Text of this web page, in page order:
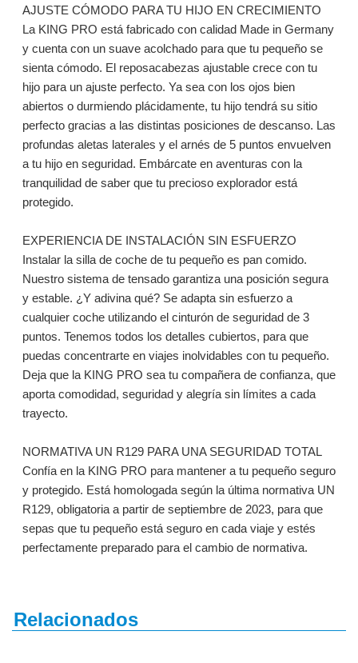
AJUSTE CÓMODO PARA TU HIJO EN CRECIMIENTO
La KING PRO está fabricado con calidad Made in Germany
y cuenta con un suave acolchado para que tu pequeño se
sienta cómodo. El reposacabezas ajustable crece con tu
hijo para un ajuste perfecto. Ya sea con los ojos bien
abiertos o durmiendo plácidamente, tu hijo tendrá su sitio
perfecto gracias a las distintas posiciones de descanso. Las
profundas aletas laterales y el arnés de 5 puntos envuelven
a tu hijo en seguridad. Embárcate en aventuras con la
tranquilidad de saber que tu precioso explorador está
protegido.
EXPERIENCIA DE INSTALACIÓN SIN ESFUERZO
Instalar la silla de coche de tu pequeño es pan comido.
Nuestro sistema de tensado garantiza una posición segura
y estable. ¿Y adivina qué? Se adapta sin esfuerzo a
cualquier coche utilizando el cinturón de seguridad de 3
puntos. Tenemos todos los detalles cubiertos, para que
puedas concentrarte en viajes inolvidables con tu pequeño.
Deja que la KING PRO sea tu compañera de confianza, que
aporta comodidad, seguridad y alegría sin límites a cada
trayecto.
NORMATIVA UN R129 PARA UNA SEGURIDAD TOTAL
Confía en la KING PRO para mantener a tu pequeño seguro
y protegido. Está homologada según la última normativa UN
R129, obligatoria a partir de septiembre de 2023, para que
sepas que tu pequeño está seguro en cada viaje y estés
perfectamente preparado para el cambio de normativa.
Relacionados